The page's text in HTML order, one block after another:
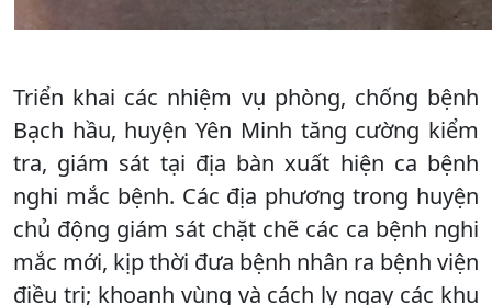
Triển khai các nhiệm vụ phòng, chống bệnh
Bạch hầu, huyện Yên Minh tăng cường kiểm
tra, giám sát tại địa bàn xuất hiện ca bệnh
nghi mắc bệnh. Các địa phương trong huyện
chủ động giám sát chặt chẽ các ca bệnh nghi
mắc mới, kịp thời đưa bệnh nhân ra bệnh viện
điều trị; khoanh vùng và cách ly ngay các khu